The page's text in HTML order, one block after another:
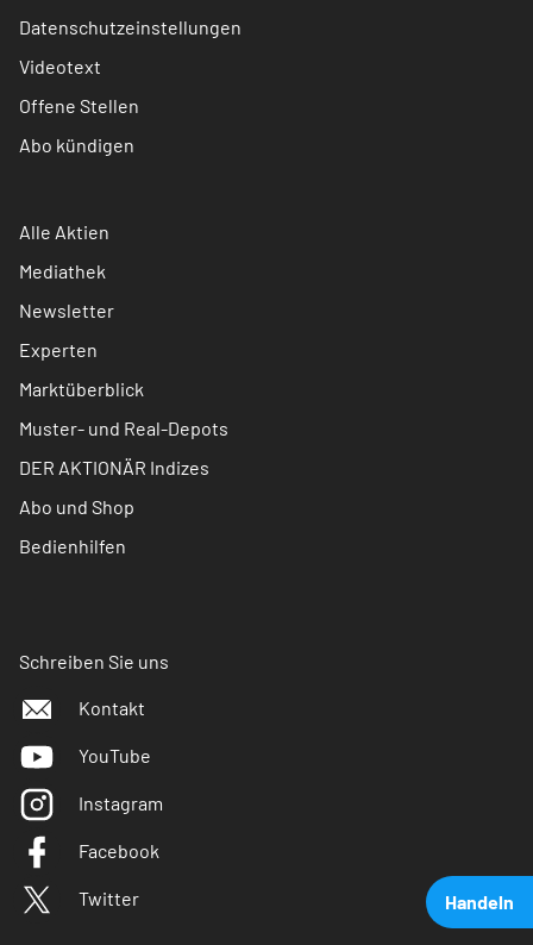
Handeln
Datenschutzeinstellungen
Videotext
Offene Stellen
Abo kündigen
Alle Aktien
Mediathek
Newsletter
Experten
Marktüberblick
Muster- und Real-Depots
DER AKTIONÄR Indizes
Abo und Shop
Bedienhilfen
Schreiben Sie uns
Kontakt
YouTube
Instagram
Facebook
Twitter